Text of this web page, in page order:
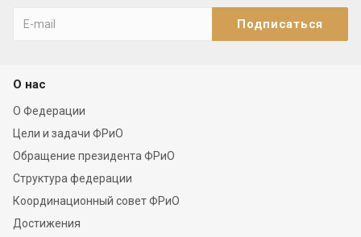
О нас
О Федерации
Цели и задачи ФРиО
Обращение президента ФРиО
Структура федерации
Координационный совет ФРиО
Достижения